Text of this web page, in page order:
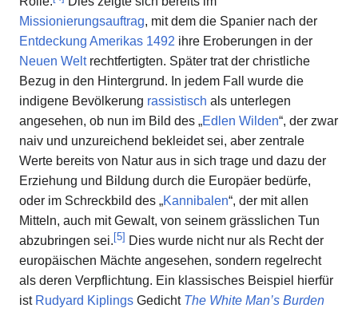
Missionierungsauftrag, mit dem die Spanier nach der
Entdeckung Amerikas 1492 ihre Eroberungen in der
Neuen Weltrechtfertigten. Später trat der christliche
Bezug in den Hintergrund. In jedem Fall wurde die
indigene Bevölkerung rassistisch als unterlegen
angesehen, ob nun im Bild des „Edlen Wilden“, der zwar
naiv und unzureichend bekleidet sei, aber zentrale
Werte bereits von Natur aus in sich trage und dazu der
Erziehung und Bildung durch die Europäer bedürfe,
oder im Schreckbild des „Kannibalen“, der mit allen
Mitteln, auch mit Gewalt, von seinem grässlichen Tun
abzubringen sei.[5] Dies wurde nicht nur als Recht der
europäischen Mächte angesehen, sondern regelrecht
als deren Verpflichtung. Ein klassisches Beispiel hierfür
ist Rudyard Kiplings Gedicht The White Man’s Burden